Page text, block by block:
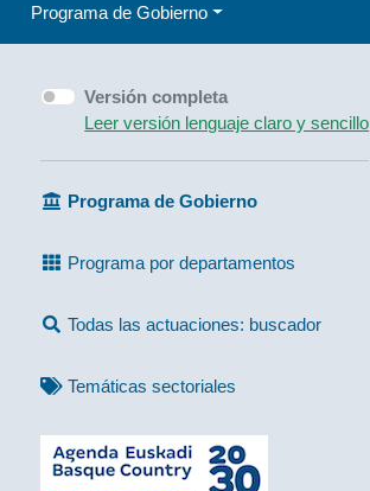
Programa de Gobierno
Versión completa
Leer versión lenguaje claro y sencillo
Programa de Gobierno
Programa por departamentos
Todas las actuaciones: buscador
Temáticas sectoriales